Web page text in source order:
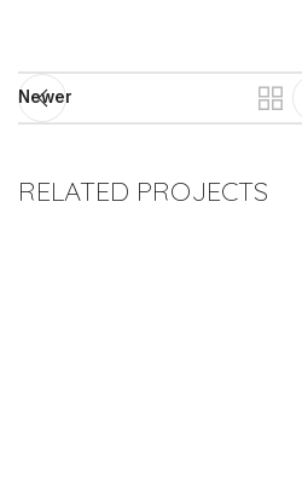
Newer
RELATED PROJECTS